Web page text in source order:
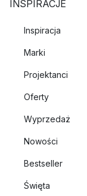
INSPIRACJE
Inspiracja
Marki
Projektanci
Oferty
Wyprzedaż
Nowości
Bestseller
Święta